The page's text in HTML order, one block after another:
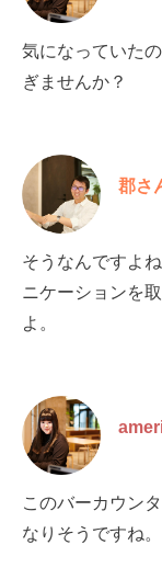
気になっていた
ぎませんか？
郡さ
そうなんですよ
ニケーションを
よ。
このバーカウン
なりそうですね。